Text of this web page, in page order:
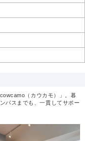
（カウカモ）」。暮
パスまでも、一貫してサポー